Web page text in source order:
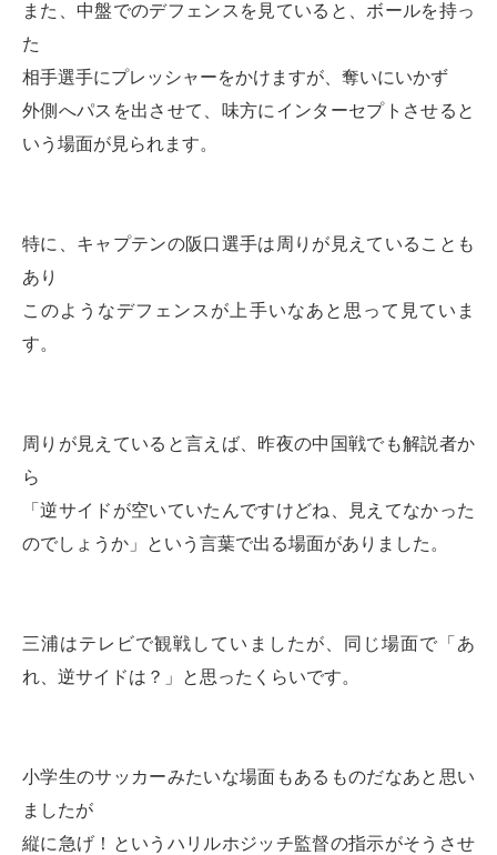
また、中盤でのデフェンスを見ていると、ボールを持っ
た
相手選手にプレッシャーをかけますが、奪いにいかず
外側へパスを出させて、味方にインターセプトさせると
いう場面が見られます。
特に、キャプテンの阪口選手は周りが見えていることも
あり
このようなデフェンスが上手いなあと思って見ていま
す。
周りが見えていると言えば、昨夜の中国戦でも解説者か
ら
「逆サイドが空いていたんですけどね、見えてなかった
のでしょうか」という言葉で出る場面がありました。
三浦はテレビで観戦していましたが、同じ場面で「あ
れ、逆サイドは？」と思ったくらいです。
小学生のサッカーみたいな場面もあるものだなあと思い
ましたが
縦に急げ！というハリルホジッチ監督の指示がそうさせ